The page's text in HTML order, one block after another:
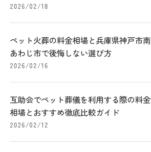
2026/02/18
ペット火葬の料金相場と兵庫県神戸市南
あわじ市で後悔しない選び方
2026/02/16
互助会でペット葬儀を利用する際の料金
相場とおすすめ徹底比較ガイド
2026/02/12